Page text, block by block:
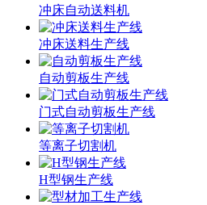
冲床自动送料机
冲床送料生产线
自动剪板生产线
门式自动剪板生产线
等离子切割机
H型钢生产线